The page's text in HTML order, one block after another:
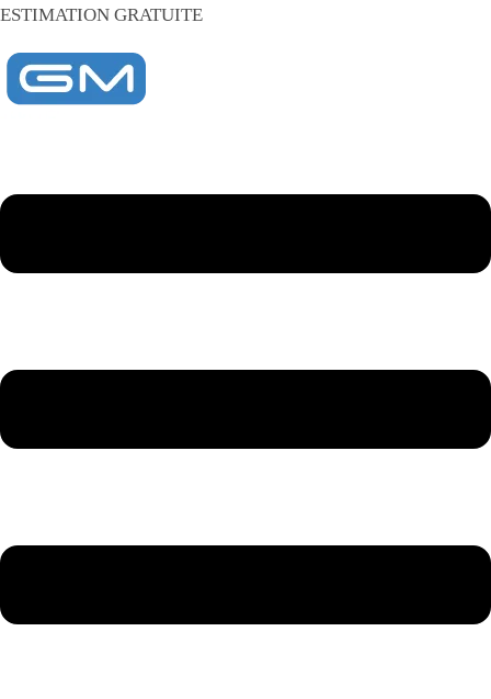
ESTIMATION GRATUITE